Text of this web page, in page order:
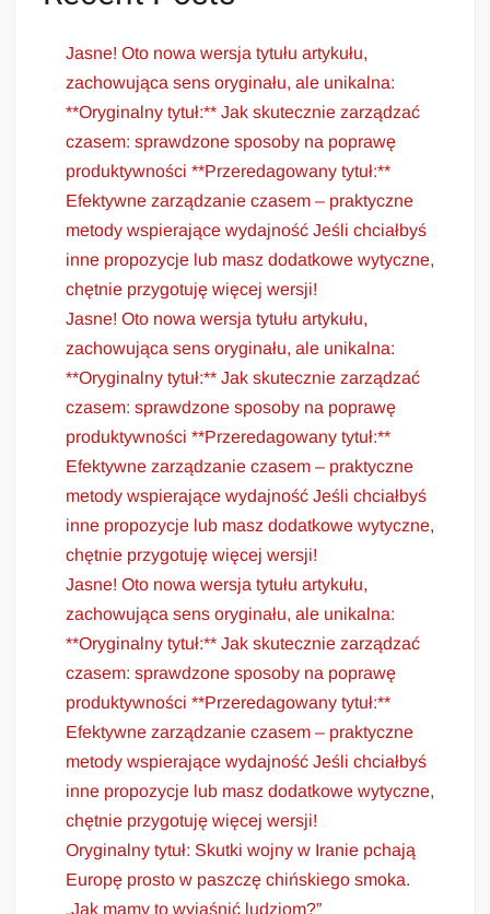
Jasne! Oto nowa wersja tytułu artykułu,
zachowująca sens oryginału, ale unikalna:
**Oryginalny tytuł:** Jak skutecznie zarządzać
czasem: sprawdzone sposoby na poprawę
produktywności **Przeredagowany tytuł:**
Efektywne zarządzanie czasem – praktyczne
metody wspierające wydajność Jeśli chciałbyś
inne propozycje lub masz dodatkowe wytyczne,
chętnie przygotuję więcej wersji!
Jasne! Oto nowa wersja tytułu artykułu,
zachowująca sens oryginału, ale unikalna:
**Oryginalny tytuł:** Jak skutecznie zarządzać
czasem: sprawdzone sposoby na poprawę
produktywności **Przeredagowany tytuł:**
Efektywne zarządzanie czasem – praktyczne
metody wspierające wydajność Jeśli chciałbyś
inne propozycje lub masz dodatkowe wytyczne,
chętnie przygotuję więcej wersji!
Jasne! Oto nowa wersja tytułu artykułu,
zachowująca sens oryginału, ale unikalna:
**Oryginalny tytuł:** Jak skutecznie zarządzać
czasem: sprawdzone sposoby na poprawę
produktywności **Przeredagowany tytuł:**
Efektywne zarządzanie czasem – praktyczne
metody wspierające wydajność Jeśli chciałbyś
inne propozycje lub masz dodatkowe wytyczne,
chętnie przygotuję więcej wersji!
Oryginalny tytuł: Skutki wojny w Iranie pchają
Europę prosto w paszczę chińskiego smoka.
„Jak mamy to wyjaśnić ludziom?”